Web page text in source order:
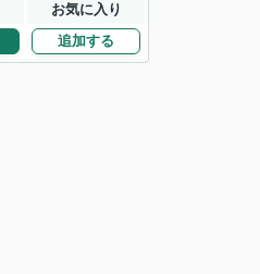
お気に入り
追加する